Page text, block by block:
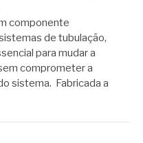
componente
de tubulação,
para mudar a
comprometer a
sistema. Fabricada a